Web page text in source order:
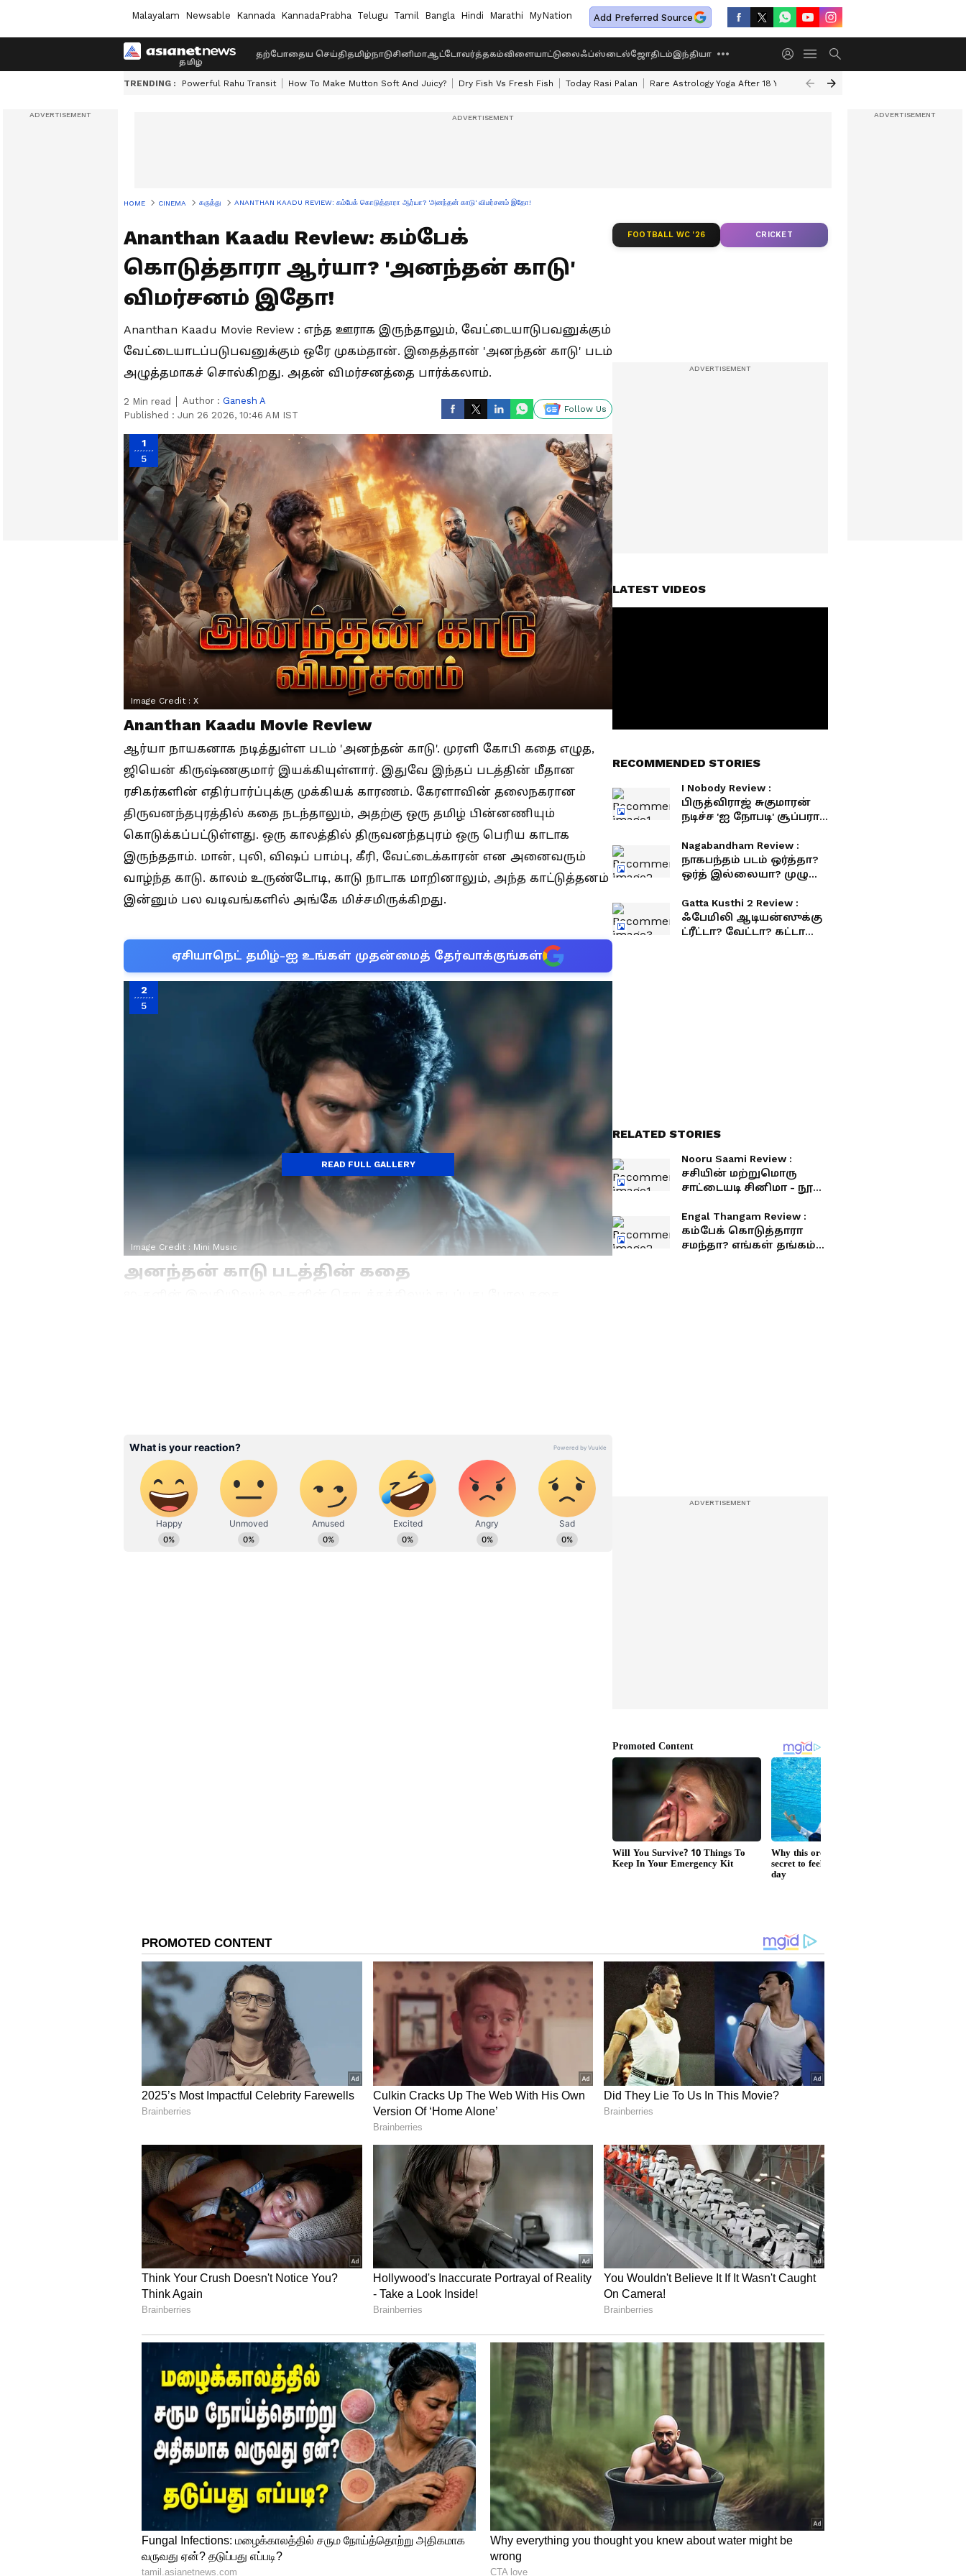
Malayalam Newsable Kannada KannadaPrabha Telugu Tamil Bangla Hindi Marathi MyNation Add Preferred Source
தற்போதைய செய்திதமிழ்நாடுசினிமாஆட்டோவர்த்தகம்விளையாட்டுலைஃப்ஸ்டைல்ஜோதிடம்இந்தியா
TRENDING : Powerful Rahu Transit How To Make Mutton Soft And Juicy? Dry Fish Vs Fresh Fish Today Rasi Palan Rare Astrology Yoga After 18 Years Dwi Pushkar Yoga 2026
HOME CINEMA கருத்து ANANTHAN KAADU REVIEW: கம்பேக் கொடுத்தாரா ஆர்யா? 'அனந்தன் காடு' விமர்சனம் இதோ!
Ananthan Kaadu Review: கம்பேக்
கொடுத்தாரா ஆர்யா? 'அனந்தன் காடு'
விமர்சனம் இதோ!
Ananthan Kaadu Movie Review : எந்த ஊராக இருந்தாலும், வேட்டையாடுபவனுக்கும்
வேட்டையாடப்படுபவனுக்கும் ஒரே முகம்தான். இதைத்தான் 'அனந்தன் காடு' படம்
அழுத்தமாகச் சொல்கிறது. அதன் விமர்சனத்தை பார்க்கலாம்.
2 Min read Author : Ganesh A
Published : Jun 26 2026, 10:46 AM IST
Follow Us
1
5
Image Credit : X
Ananthan Kaadu Movie Review
ஆர்யா நாயகனாக நடித்துள்ள படம் 'அனந்தன் காடு'. முரளி கோபி கதை எழுத,
ஜியென் கிருஷ்ணகுமார் இயக்கியுள்ளார். இதுவே இந்தப் படத்தின் மீதான
ரசிகர்களின் எதிர்பார்ப்புக்கு முக்கியக் காரணம். கேரளாவின் தலைநகரான
திருவனந்தபுரத்தில் கதை நடந்தாலும், அதற்கு ஒரு தமிழ் பின்னணியும்
கொடுக்கப்பட்டுள்ளது. ஒரு காலத்தில் திருவனந்தபுரம் ஒரு பெரிய காடாக
இருந்ததாம். மான், புலி, விஷப் பாம்பு, கீரி, வேட்டைக்காரன் என அனைவரும்
வாழ்ந்த காடு. காலம் உருண்டோடி, காடு நாடாக மாறினாலும், அந்த காட்டுத்தனம்
இன்னும் பல வடிவங்களில் அங்கே மிச்சமிருக்கிறது.
ஏசியாநெட் தமிழ்-ஐ உங்கள் முதன்மைத் தேர்வாக்குங்கள்
2
5
Image Credit : Mini Music
அனந்தன் காடு படத்தின் கதை
ஆர்யா நடிக்கும் தமிழ் கதாபாத்திரமான 'மணி'க்கு இந்தக் குழு அடைக்கலம்
கொடுக்கிறது. மணியின் வருகைக்குப் பிறகு அவர்களின் வாழ்க்கையில்
நடக்கும் சம்பவங்கள்தான் படத்தின் முக்கிய கதைக்களம்.
Related Articles
Image Credit : Facebook
அனந்தன் காடு விமர்சனம்
அதிகார வர்க்கங்கள் தங்கள் தேவைக்காகப் பயன்படுத்திவிட்டு தூக்கி எறியும்
மனிதர்களின் வாழ்க்கை, அவர்களின் இருப்பு, மற்றும் வாழ்க்கைக்கான
போராட்டம்... இவை அனைத்தையும் தனக்கு உரமாகப் பயன்படுத்திக்கொள்ளும்
அதிகார வர்க்கம் என்ற காடு! இந்த வலுவான கதைக்களத்தோடு, நடிகர்களின்
நடிப்பையும் குறிப்பாக சொல்ல வேண்டும். ஆர்யாவுக்கு படம் முழுவதும் வரும்
கதாபாத்திரம் என்றாலும், இந்திரன்ஸ் மற்றும் முரளி கோபியின்
குழுவுக்குத்தான் அதிக ஸ்க்ரீன் ஸ்பேஸ். வில்லனாக வரும் விஜயராகவனின்
கதாபாத்திரம், சாந்தி பாலச்சந்திரன், சுனில், நிகிலா விமல், அச்யுத் குமார்,
ஸ்ரீலதா நம்பூதிரி போன்றோரின் நடிப்பும் சிறப்பாக இருந்தது. அஜனீஷ்
லோக்நாத்தின் இசை மற்றும் ஆர். சக்தி சரவணனின் சண்டைக் காட்சிகள்
படத்திற்குப் பெரிய பலம் சேர்த்துள்ளன.
READ FULL GALLERY
FOOTBALL WC '26 CRICKET
LATEST VIDEOS
RECOMMENDED STORIES
I Nobody Review :
பிருத்விராஜ் சுகுமாரன்
நடிச்ச 'ஐ நோபடி' சூப்பரா?
Nagabandham Review :
நாகபந்தம் படம் ஒர்த்தா?
ஒர்த் இல்லையா? முழு
Gatta Kusthi 2 Review :
ஃபேமிலி ஆடியன்ஸுக்கு
ட்ரீட்டா? வேட்டா? கட்டா
RELATED STORIES
Nooru Saami Review :
சசியின் மற்றுமொரு
சாட்டையடி சினிமா - நூறு
Engal Thangam Review :
கம்பேக் கொடுத்தாரா
சமந்தா? எங்கள் தங்கம்